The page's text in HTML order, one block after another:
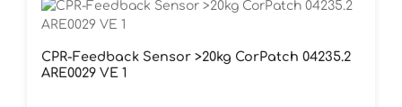
CPR-Feedback Sensor >20kg CorPatch 04235.2
ARE0029 VE 1